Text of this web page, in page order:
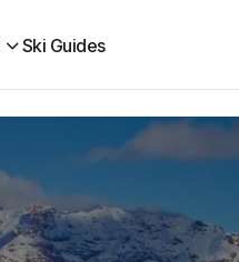
Ski Guides